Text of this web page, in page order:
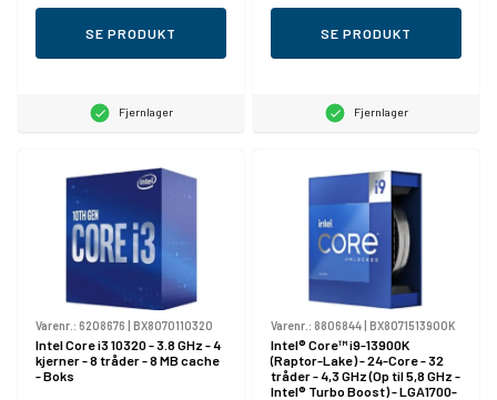
SE PRODUKT
Fjernlager
SE PRODUKT
Fjernlager
Varenr.: 6208676 | BX8070110320
Intel Core i3 10320 - 3.8 GHz - 4
kjerner - 8 tråder - 8 MB cache
- Boks
Varenr.: 8806844| BX8071513900K
Intel® Core™ i9-13900K
(Raptor-Lake) - 24-Core - 32
tråder - 4,3 GHz (Op til 5,8 GHz -
Intel® Turbo Boost) - LGA1700-